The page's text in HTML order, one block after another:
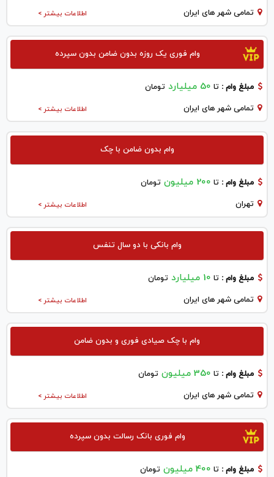
اطلاعات بیشتر > تمامی شهر های ایران
وام فوری یک روزه بدون ضامن بدون سپرده
مبلغ وام : تا 50 میلیارد تومان
اطلاعات بیشتر > تمامی شهر های ایران
وام بدون ضامن با چک
مبلغ وام : تا 200 میلیون تومان
اطلاعات بیشتر > تهران
وام بانکی با دو سال تنفس
مبلغ وام : تا 10 میلیارد تومان
اطلاعات بیشتر > تمامی شهر های ایران
وام با چک صیادی فوری و بدون ضامن
مبلغ وام : تا 350 میلیون تومان
اطلاعات بیشتر > تمامی شهر های ایران
وام فوری بانک رسالت بدون سپرده
مبلغ وام : تا 400 میلیون تومان